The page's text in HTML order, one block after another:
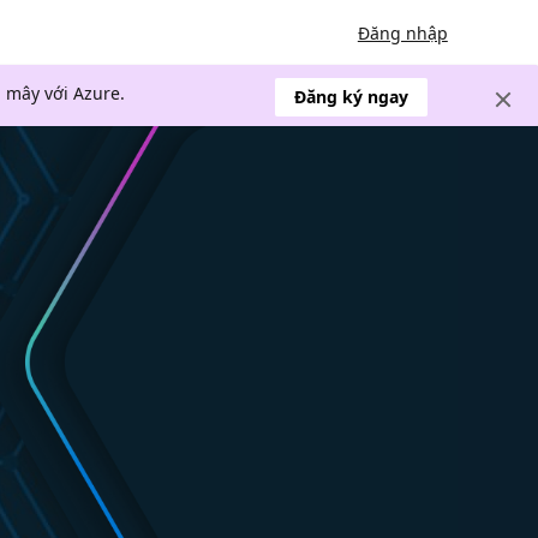
Đăng nhập
với Azure. Đăng ký ngay